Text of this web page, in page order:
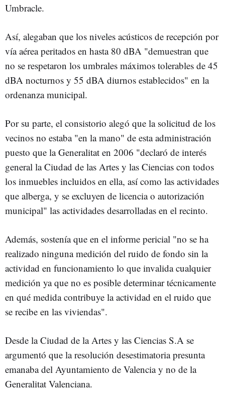
Umbracle.
Así, alegaban que los niveles acústicos de recepción por
vía aérea peritados en hasta 80 dBA "demuestran que
no se respetaron los umbrales máximos tolerables de 45
dBA nocturnos y 55 dBA diurnos establecidos" en la
ordenanza municipal.
Por su parte, el consistorio alegó que la solicitud de los
vecinos no estaba "en la mano" de esta administración
puesto que la Generalitat en 2006 "declaró de interés
general la Ciudad de las Artes y las Ciencias con todos
los inmuebles incluidos en ella, así como las actividades
que alberga, y se excluyen de licencia o autorización
municipal" las actividades desarrolladas en el recinto.
Además, sostenía que en el informe pericial "no se ha
realizado ninguna medición del ruido de fondo sin la
actividad en funcionamiento lo que invalida cualquier
medición ya que no es posible determinar técnicamente
en qué medida contribuye la actividad en el ruido que
se recibe en las viviendas".
Desde la Ciudad de la Artes y las Ciencias S.A se
argumentó que la resolución desestimatoria presunta
emanaba del Ayuntamiento de Valencia y no de la
Generalitat Valenciana.